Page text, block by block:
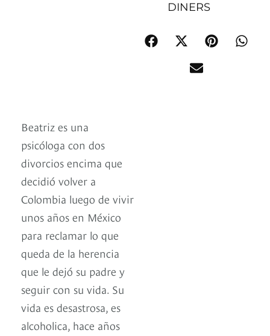
DINERS
Beatriz es una
psicóloga con dos
divorcios encima que
decidió volver a
Colombia luego de vivir
unos años en México
para reclamar lo que
queda de la herencia
que le dejó su padre y
seguir con su vida. Su
vida es desastrosa, es
alcoholica, hace años